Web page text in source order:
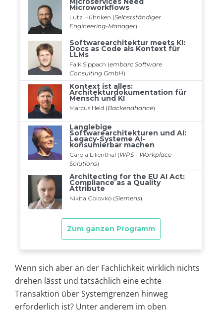
Wenn sich aber an der Fachlichkeit wirklich nichts
drehen lässt und tatsächlich eine echte
Transaktion über Systemgrenzen hinweg
erforderlich ist? Unter anderem im oben